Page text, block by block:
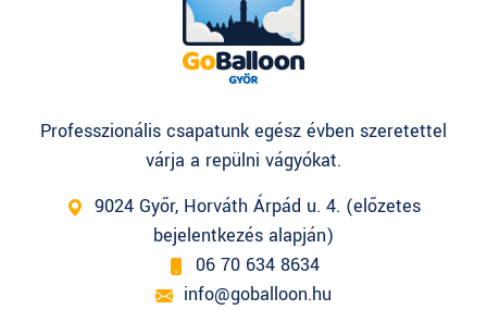
Professzionális csapatunk egész évben szeretettel
várja a repülni vágyókat.
9024 Győr, Horváth Árpád u. 4. (előzetes
bejelentkezés alapján)
06 70 634 8634
info@goballoon.hu